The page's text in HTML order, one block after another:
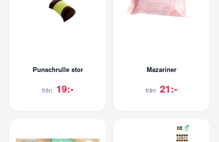
Punschrulle stor
från 19:-
Mazariner
från 21:-